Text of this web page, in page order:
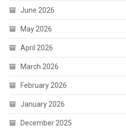
June 2026
May 2026
April 2026
March 2026
February 2026
January 2026
December 2025